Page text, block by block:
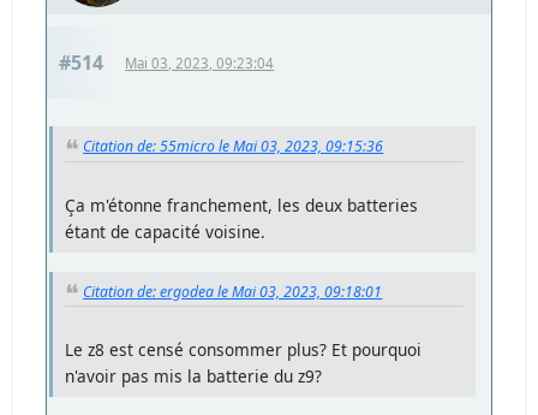
#514 Mai 03, 2023, 09:23:04
Citation de: 55micro le Mai 03, 2023, 09:15:36
Ça m'étonne franchement, les deux batteries
étant de capacité voisine.
Citation de: ergodea le Mai 03, 2023, 09:18:01
Le z8 est censé consommer plus? Et pourquoi
n'avoir pas mis la batterie du z9?